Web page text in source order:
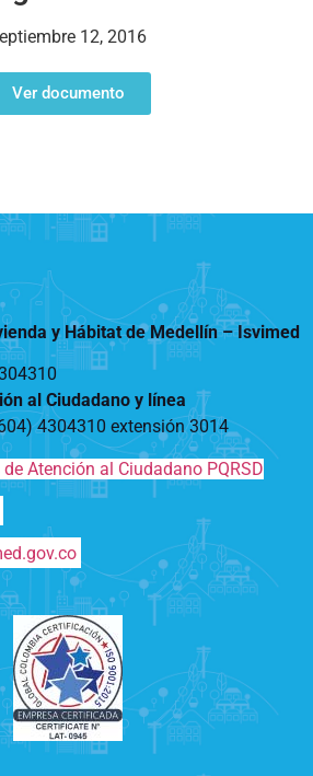
Social
Tamaño de la
fuente
Accesibilidad
12, 2016
Ver documento
y Hábitat de Medellín –Isvimed
al Ciudadano y línea
4304310 extensión3014
Atención al Ciudadano PQRSD